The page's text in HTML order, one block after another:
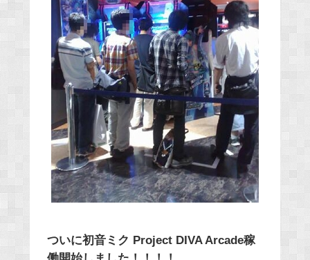
ついに初音ミク Project DIVA Arcade稼